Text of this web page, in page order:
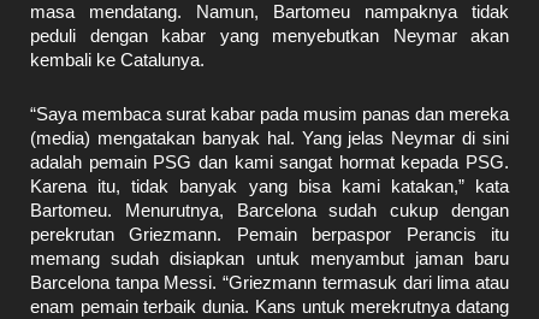
masa mendatang. Namun, Bartomeu nampaknya tidak
peduli dengan kabar yang menyebutkan Neymar akan
kembali ke Catalunya.
“Saya membaca surat kabar pada musim panas dan mereka
(media) mengatakan banyak hal. Yang jelas Neymar di sini
adalah pemain PSG dan kami sangat hormat kepada PSG.
Karena itu, tidak banyak yang bisa kami katakan,” kata
Bartomeu. Menurutnya, Barcelona sudah cukup dengan
perekrutan Griezmann. Pemain berpaspor Perancis itu
memang sudah disiapkan untuk menyambut jaman baru
Barcelona tanpa Messi. “Griezmann termasuk dari lima atau
enam pemain terbaik dunia. Kans untuk merekrutnya datang